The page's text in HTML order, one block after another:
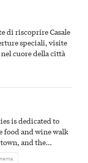
di riscoprire Casale
speciali, visite
cuore della città
is dedicated to
food and wine walk
and the